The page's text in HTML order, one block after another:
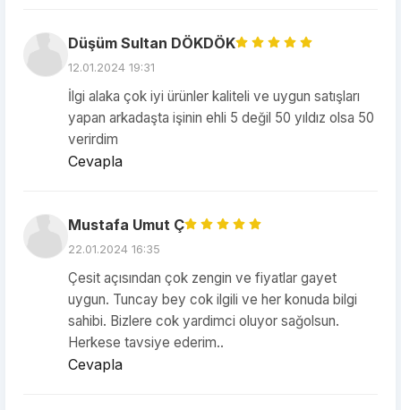
Düşüm Sultan DÖKDÖK
12.01.2024 19:31
İlgi alaka çok iyi ürünler kaliteli ve uygun satışları
yapan arkadaşta işinin ehli 5 değil 50 yıldız olsa 50
verirdim
Cevapla
Mustafa Umut Ç
22.01.2024 16:35
Çesit açısından çok zengin ve fiyatlar gayet
uygun. Tuncay bey cok ilgili ve her konuda bilgi
sahibi. Bizlere cok yardimci oluyor sağolsun.
Herkese tavsiye ederim..
Cevapla